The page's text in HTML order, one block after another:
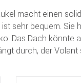
macht einen
sehr bequem. Sie
Das Dach könnte
durch, der